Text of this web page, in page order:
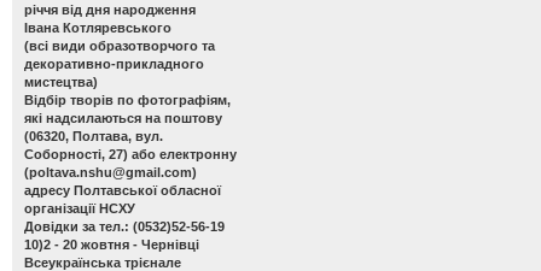
річчя від дня народження
Івана Котляревського
(всі види образотворчого та
декоративно-прикладного
мистецтва)
Відбір творів по фотографіям,
які надсилаються на поштову
(06320, Полтава, вул.
Соборності, 27) або електронну
(poltava.nshu@gmail.com)
адресу Полтавської обласної
організації НСХУ
Довідки за тел.: (0532)52-56-19
10)2 - 20 жовтня - Чернівці
Всеукраїнська трієнале